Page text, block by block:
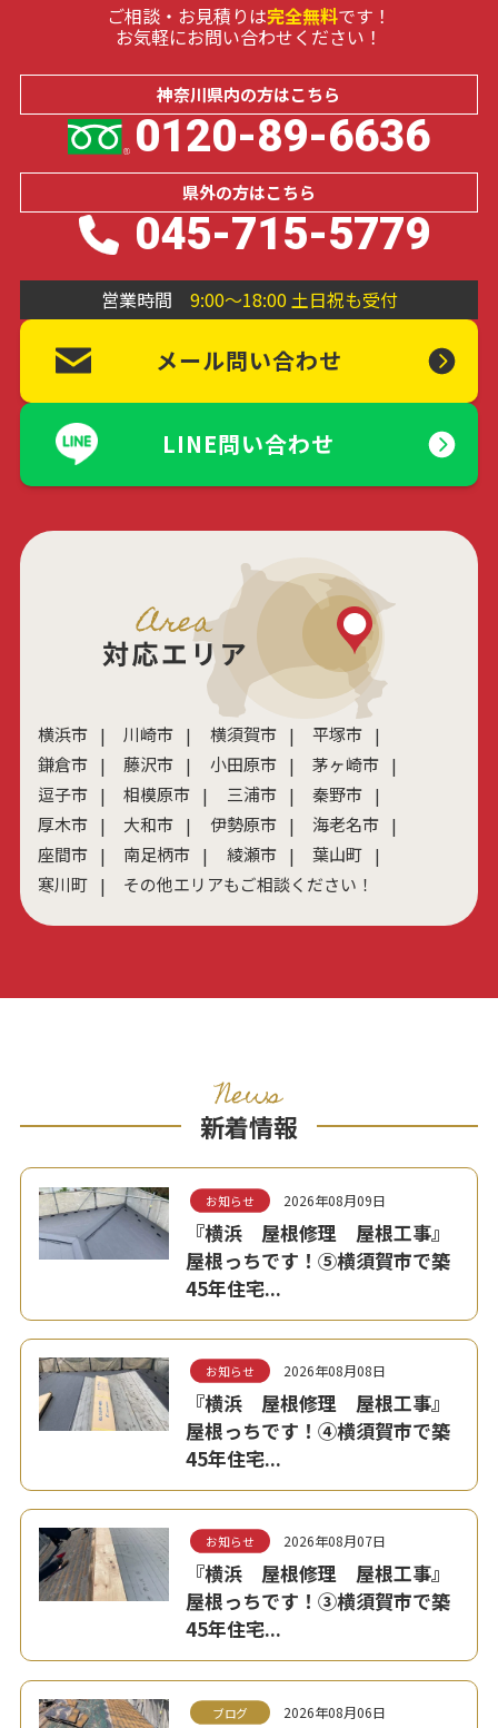
ご相談・お見積りは完全無料です！
お気軽にお問い合わせください！
神奈川県内の方はこちら
0120-89-6636
県外の方はこちら
045-715-5779
営業時間 9:00～18:00 土日祝も受付
メール問い合わせ
LINE問い合わせ
横浜市 川崎市 横須賀市
平塚市
鎌倉市
藤沢市 小田原市
茅ヶ崎市
逗子市
相模原市 三浦市
秦野市
厚木市
大和市 伊勢原市
海老名市
座間市
南足柄市 綾瀬市
葉山町
寒川町
その他エリアもご相談ください！
News
新着情報
お知らせ 2026年08月09日
『横浜 屋根修理 屋根工事』
屋根っちです！⑤横須賀市で築
45年住宅...
お知らせ 2026年08月08日
『横浜 屋根修理 屋根工事』
屋根っちです！④横須賀市で築
45年住宅...
お知らせ 2026年08月07日
『横浜 屋根修理 屋根工事』
屋根っちです！③横須賀市で築
45年住宅...
ブログ 2026年08月06日